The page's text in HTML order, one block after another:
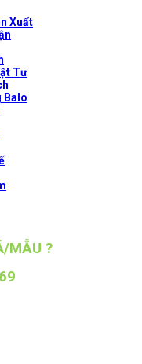
Xuất
Tư
Balo
MẪU ?